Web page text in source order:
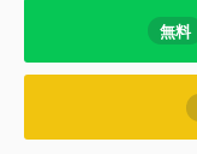
無料